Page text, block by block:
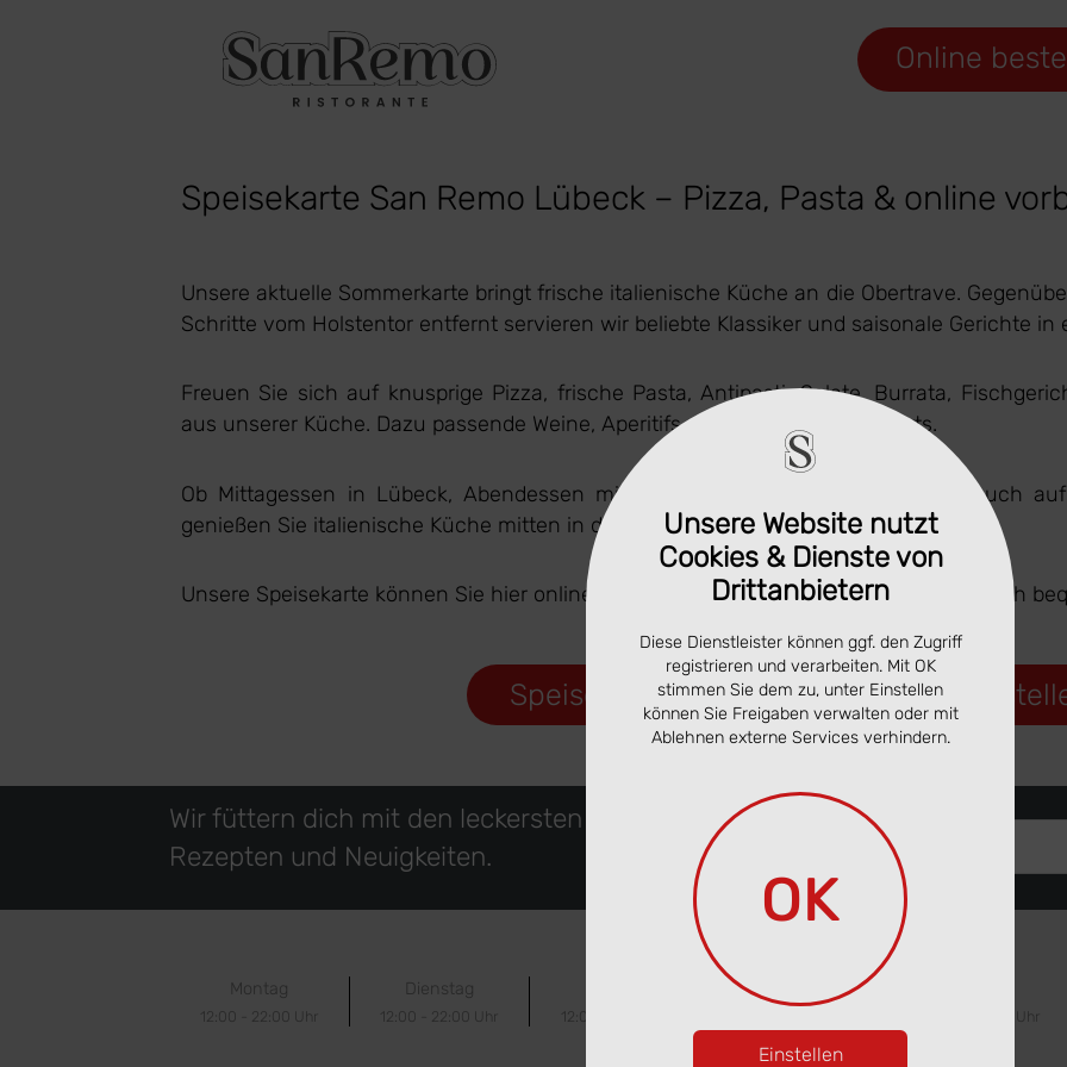
Online
Speisekarte San Remo Lübeck – Pizza, Pasta & online
Unsere aktuelle Sommerkarte bringt frische italienische Küche an die Obertrave.
Schritte vom Holstentor entfernt servieren wir beliebte Klassiker und saisonale Gerichte in
Freuen Sie sich auf knusprige Pizza, frische Pasta, Antipasti, Salate, Burrata,
aus unserer Küche. Dazu passende Weine, Aperitifs und italienische Desserts.
Ob Mittagessen in Lübeck, Abendessen mit Freunden oder ein spontaner Besuch
genießen Sie italienische Küche mitten in der Altstadt.
Unsere Speisekarte können Sie hier online ansehen. Ausgewählte Gerichte lassen sich
Speisekarte ansehen & online
Wir füttern dich mit den leckersten
Rezepten und Neuigkeiten.
Deine eMail Adresse
Montag
12:00 - 22:00 Uhr
Dienstag
12:00 - 22:00 Uhr 12:00 - 22:00 Uhr
Donnerstag
12:00 - 22:00 Uhr
Unsere Website nutzt
Cookies & Dienste von
Drittanbietern
Diese Dienstleister können ggf. den Zugriff
registrieren und verarbeiten. Mit OK
stimmen Sie dem zu, unter Einstellen
können Sie Freigaben verwalten oder mit
Ablehnen externe Services verhindern.
OK
Einstellen